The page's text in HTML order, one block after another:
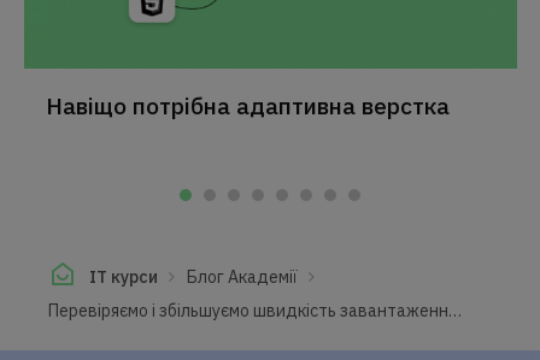
Навіщо потрібна адаптивна верстка
IT курси
Блог Академії
Перевіряємо і збільшуємо швидкість завантаження сайту